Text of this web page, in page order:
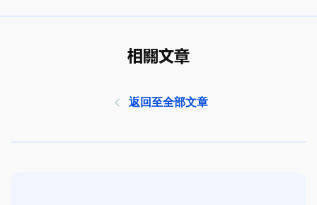
相關文章
返回至全部文章